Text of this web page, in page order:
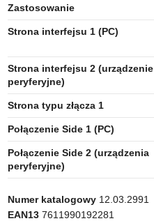
Zastosowanie
Strona interfejsu 1 (PC)
Strona interfejsu 2 (urządzenie
peryferyjne)
Strona typu złącza 1
Połączenie Side 1 (PC)
Połączenie Side 2 (urządzenia
peryferyjne)
Numer katalogowy 12.03.2991
EAN13 7611990192281